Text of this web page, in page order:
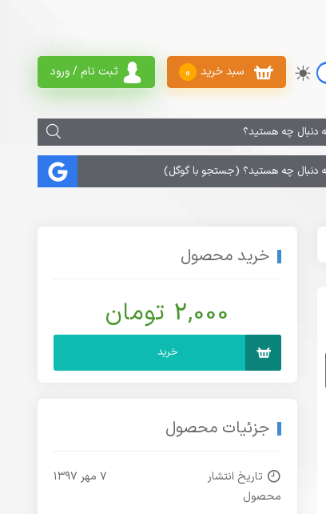
ثبت نام / ورود سبد خرید 0
خرید محصول
2,000 تومان
خرید
جزئیات محصول
تاریخ انتشار
محصول
۷ مهر ۱۳۹۷